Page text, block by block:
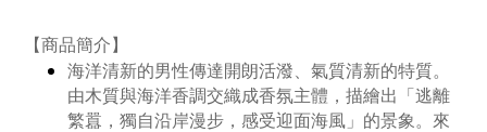
【商品簡介 】
海洋清新的男性傳達開朗活潑、氣質清新的特質。
由木質與海洋香調交織成香氛主體，描繪出「逃離
繁囂，獨自沿岸漫步，感受迎面海風」的景象。來